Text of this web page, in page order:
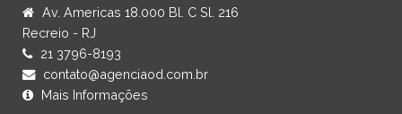
Av. Americas 18.000 Bl. C Sl. 216
Recreio - RJ
21 3796-8193
contato@agenciaod.com.br
Mais Informações